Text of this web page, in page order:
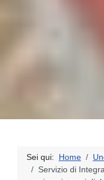
Sei qui: Home
Servizio di